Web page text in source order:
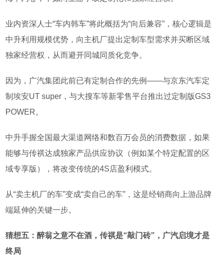
业内资深人士“车内韩车”将此概括为“向后兼容” ，核心逻辑是
中升利用规模优势，向主机厂提出定制车型需求并买断区域
独家经营权，从而避开同城同质化竞争。
因为，广汽集团此前已有定制合作的先例——与京东汽车定
制埃安UT super ，与大搜车等新零售平台推出过定制版GS3
POWER。
中升手握全国最大渠道网络和数百万会员的消费数据，如果
能够与传祺达成独家产品供应协议（例如某个特定配置的区
域专享版），将改变传统的4S店盈利模式。
从“卖主机厂的车”变成“卖自己的车” ，这是经销商向上游品牌
端延伸的关键一步。
猜想五：醉翁之意不在酒，传祺是“敲门砖” ，广汽启境才是
终局